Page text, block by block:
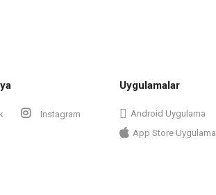
Instagram
Uygulamalar
Android Uygulama
App Store Uygulama